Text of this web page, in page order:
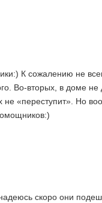
К сожалению не
Во-вторых, в доме не
не «переступит». Но
скоро они